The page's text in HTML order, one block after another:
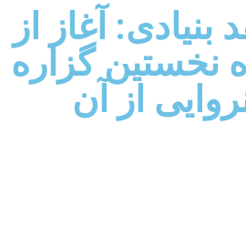
آغاز از
نخستین گزاره
از آن